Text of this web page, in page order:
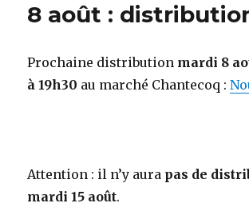
8 août :
Prochaine distribution mardi 8
à 19h30 au marché Chantecoq :
Attention : il n’y aura pas de
mardi 15 août.